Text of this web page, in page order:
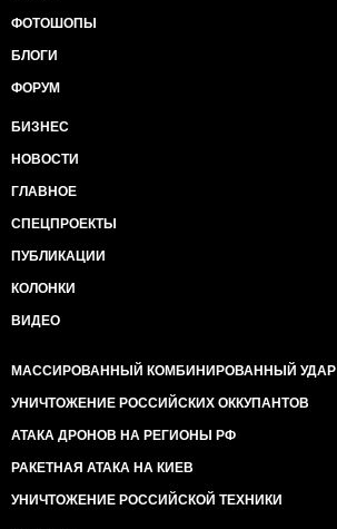
ФОТОШОПЫ
БЛОГИ
ФОРУМ
БИЗНЕС
НОВОСТИ
ГЛАВНОЕ
СПЕЦПРОЕКТЫ
ПУБЛИКАЦИИ
КОЛОНКИ
ВИДЕО
МАССИРОВАННЫЙ КОМБИНИРОВАННЫЙ УДАР
УНИЧТОЖЕНИЕ РОССИЙСКИХ ОККУПАНТОВ
АТАКА ДРОНОВ НА РЕГИОНЫ РФ
РАКЕТНАЯ АТАКА НА КИЕВ
УНИЧТОЖЕНИЕ РОССИЙСКОЙ ТЕХНИКИ